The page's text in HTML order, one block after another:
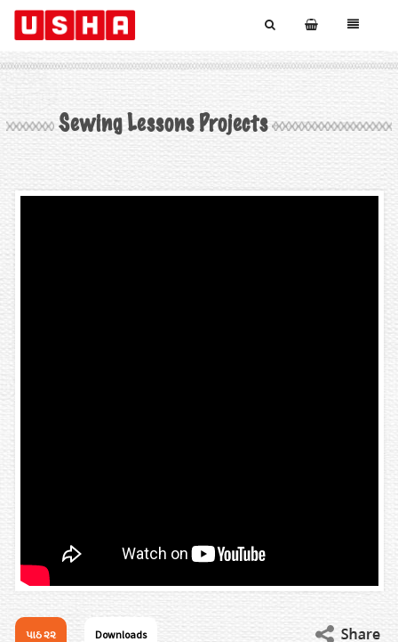
Sewing Lessons Projects
પાઠ ૨૨ Downloads